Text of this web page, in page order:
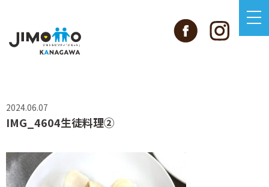
2024.06.07
IMG_4604生徒料理②